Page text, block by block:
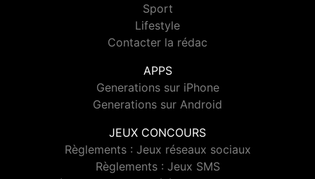
Sport
Lifestyle
Contacter la rédac
APPS
Generations sur iPhone
Generations sur Android
JEUX CONCOURS
Règlements : Jeux réseaux sociaux
Règlements : Jeux SMS